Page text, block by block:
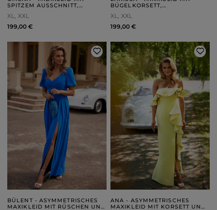
SPITZEM AUSSCHNITT,
UND ELEGANTEM
PRÄGEMUSTER
XL XXL
199,00 €
BÜGELKORSETT,
REISSVERSCHLUSS
XL XXL
199,00 €
BÜLENT - ASYMMETRISCHES
MAXIKLEID MIT RÜSCHEN UND
ANA - ASYMMETRISCHES
MAXIKLEID MIT KORSETT UND